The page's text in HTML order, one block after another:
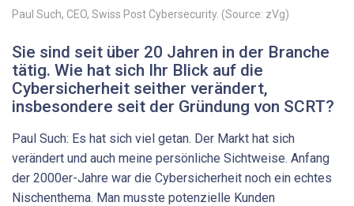
Paul Such, CEO, Swiss Post Cybersecurity. (Source: zVg)
Sie sind seit über 20 Jahren in der Branche
tätig. Wie hat sich Ihr Blick auf die
Cybersicherheit seither verändert,
insbesondere seit der Gründung von SCRT?
Paul Such: Es hat sich viel getan. Der Markt hat sich
verändert und auch meine persönliche Sichtweise. Anfang
der 2000er-Jahre war die Cybersicherheit noch ein echtes
Nischenthema. Man musste potenzielle Kunden